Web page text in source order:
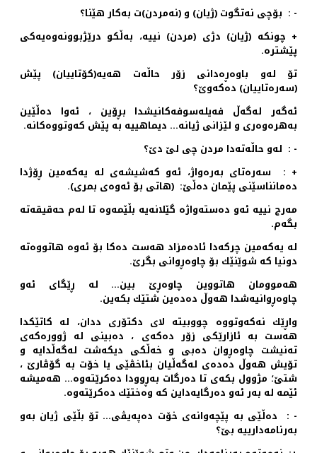
- : بۆچی نه‌تگوت (ژیان) و (نه‌مردن)ت به‌كار هێنا؟
+ چونكه‌ (ژیان) دژی (مردن) نییه‌، به‌ڵكو درێژبوونه‌وه‌یه‌كی
پێشتره‌.
تۆ له‌و باوه‌ڕه‌دانی زۆر حاڵه‌ت هه‌یه‌(كۆتاییان) پێش
(سه‌ره‌تاییان) ده‌كه‌وێ؟
ئه‌گه‌ر له‌گه‌ڵ فه‌یله‌سوفه‌كانیشدا بڕۆین ، ئه‌وا ده‌ڵێین
به‌هره‌وه‌ری و لێزانی ژیانه‌… دیماهییه‌ به‌ پێش كه‌وتووه‌كانه‌.
- : له‌و حاڵه‌ته‌دا مردن چی لێ دێ؟
+ : سه‌ره‌تای به‌ره‌واژ، ئه‌و كه‌شیشه‌ی له‌ یه‌كه‌مین ڕۆژدا
ده‌مانناسێنی پێمان ده‌ڵێ: (هاتی بۆ ئه‌وه‌ی بمری).
مه‌رج نییه‌ ئه‌و ده‌سته‌واژه‌ گێلانه‌یه‌ بڵێمه‌وه‌ تا له‌م حه‌قیقه‌ته‌
بگه‌م.
له‌ یه‌كه‌مین چركه‌دا ئاده‌مزاد هه‌ست ده‌كا بۆ ئه‌وه‌ هاتووه‌ته‌
دونیا كه‌ شوێنێك بۆ چاوه‌ڕوانی بگرێ.
هه‌موومان هاتووین چاوه‌ڕێ بین… له‌ ڕێگای ئه‌و
چاوه‌ڕوانیه‌شدا هه‌وڵ ده‌ده‌ین شتێك بكه‌ین.
واڕێك نه‌كه‌وتووه‌ چووبیته‌ لای دكتۆری ددان، له‌ كاتێكدا
هه‌ست به‌ ئازارێكی زۆر ده‌كه‌ی ، ده‌بینی له‌ ژووره‌كه‌ی
ته‌نیشت چاوه‌ڕوان ده‌بی و خه‌ڵكی دیكه‌شت له‌گه‌ڵدایه‌ و
تۆیش هه‌وڵ ده‌ده‌ی له‌گه‌ڵیان بئاخڤێی یا خۆت به‌ گۆڤارێ ،
شتێ؛ مژوول بكه‌ی تا ده‌رگات به‌ڕوودا ده‌كرێته‌وه‌… هه‌میشه‌
ئێمه‌ له‌ به‌ر ئه‌و ده‌رگایه‌داین كه‌ وه‌ختێك ده‌كرێته‌وه‌.
- : ده‌ڵێی به‌ پێچه‌وانه‌ی خۆت ده‌په‌یڤی… تۆ بڵێی ژیان به‌و
به‌رنامه‌دارییه‌ بێ؟